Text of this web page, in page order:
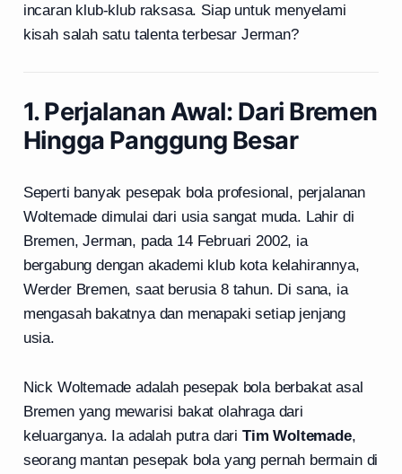
incaran klub-klub raksasa. Siap untuk menyelami
kisah salah satu talenta terbesar Jerman?
1. Perjalanan Awal: Dari Bremen
Hingga Panggung Besar
Seperti banyak pesepak bola profesional, perjalanan
Woltemade dimulai dari usia sangat muda. Lahir di
Bremen, Jerman, pada 14 Februari 2002, ia
bergabung dengan akademi klub kota kelahirannya,
Werder Bremen, saat berusia 8 tahun. Di sana, ia
mengasah bakatnya dan menapaki setiap jenjang
usia.
Nick Woltemade adalah pesepak bola berbakat asal
Bremen yang mewarisi bakat olahraga dari
keluarganya. Ia adalah putra dari Tim Woltemade,
seorang mantan pesepak bola yang pernah bermain di